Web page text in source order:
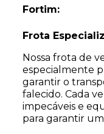
Fortim:
Frota
Nossa frota de
especialmente
garantir o
falecido. Cada
impecáveis e
para garantir